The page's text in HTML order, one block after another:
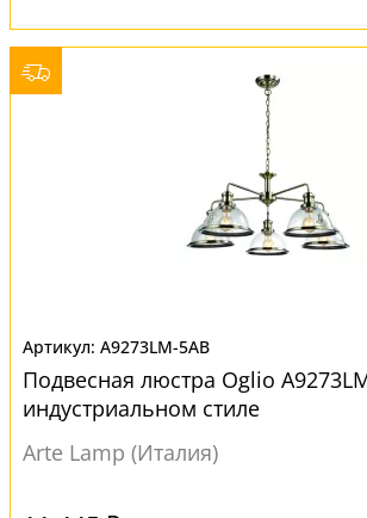
A9273LM-5AB
Подвесная люстра Oglio
индустриальном стиле
Arte Lamp (Италия)